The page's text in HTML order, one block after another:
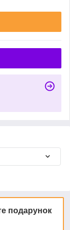
подарунок